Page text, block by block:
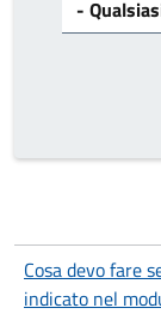
Cosa devo fare
indicato nel